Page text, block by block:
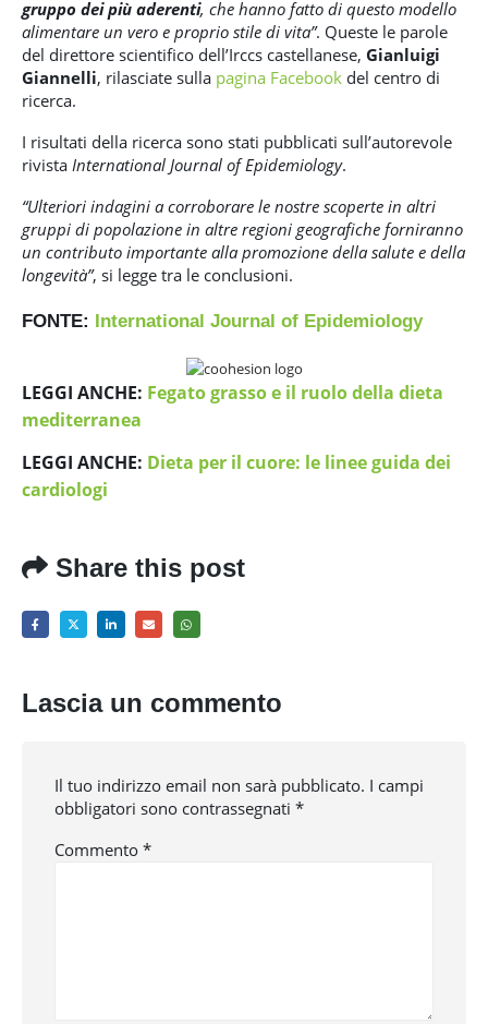
gruppo dei più aderenti, che hanno fatto di questo modello
alimentare un vero e proprio stile di vita”. Queste le parole
del direttore scientifico dell’Irccs castellanese, Gianluigi
Giannelli, rilasciate sulla pagina Facebook del centro di
ricerca.
I risultati della ricerca sono stati pubblicati sull’autorevole
rivista International Journal of Epidemiology.
“Ulteriori indagini a corroborare le nostre scoperte in altri
gruppi di popolazione in altre regioni geografiche forniranno
un contributo importante alla promozione della salute e della
longevità”, si legge tra le conclusioni.
FONTE: International Journal of Epidemiology
LEGGI ANCHE: Fegato grasso e il ruolo della dieta
mediterranea
LEGGI ANCHE: Dieta per il cuore: le linee guida dei
cardiologi
Share this post
Lascia un commento
Il tuo indirizzo email non sarà pubblicato. I campi
obbligatori sono contrassegnati *
Commento *